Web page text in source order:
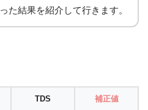
た結果を紹介して行きます。
TDS 補正値